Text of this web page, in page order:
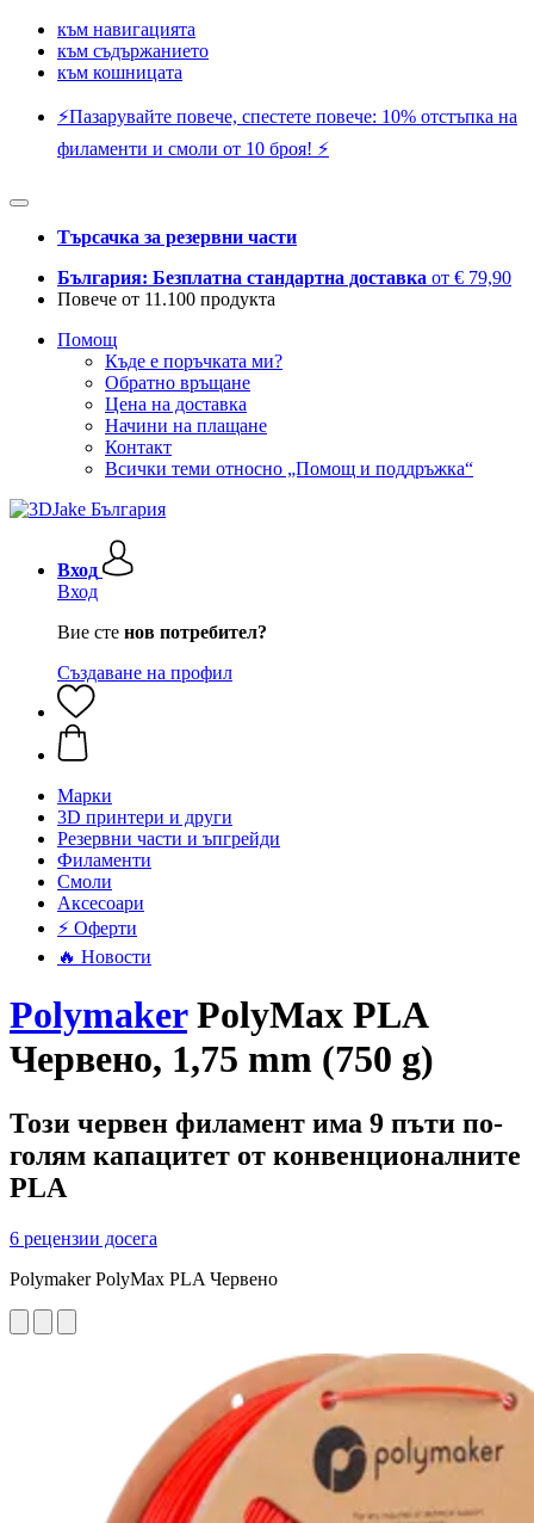
към навигацията
към съдържанието
към кошницата
⚡️Пазарувайте повече, спестете повече: 10% отстъпка на
филаменти и смоли от 10 броя! ⚡️
Търсачка за резервни части
България: Безплатна стандартна доставка от € 79,90
Повече от 11.100 продукта
Помощ
Къде е поръчката ми?
Обратно връщане
Цена на доставка
Начини на плащане
Контакт
Всички теми относно „Помощ и поддръжка“
Вход
Вход
Вие сте нов потребител?
Създаване на профил
Mарки
3D принтери и други
Резервни части и ъпгрейди
Филаменти
Смоли
Аксесоари
⚡ Оферти
🔥 Новости
PolymakerPolyMax PLA
Червено, 1,75 mm (750 g)
Този червен филамент има 9 пъти по-
голям капацитет от конвенционалните
PLA
6 рецензии досега
Polymaker PolyMax PLA Червено